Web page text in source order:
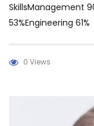
SkillsManagement
53%Engineering 61%
0 Views